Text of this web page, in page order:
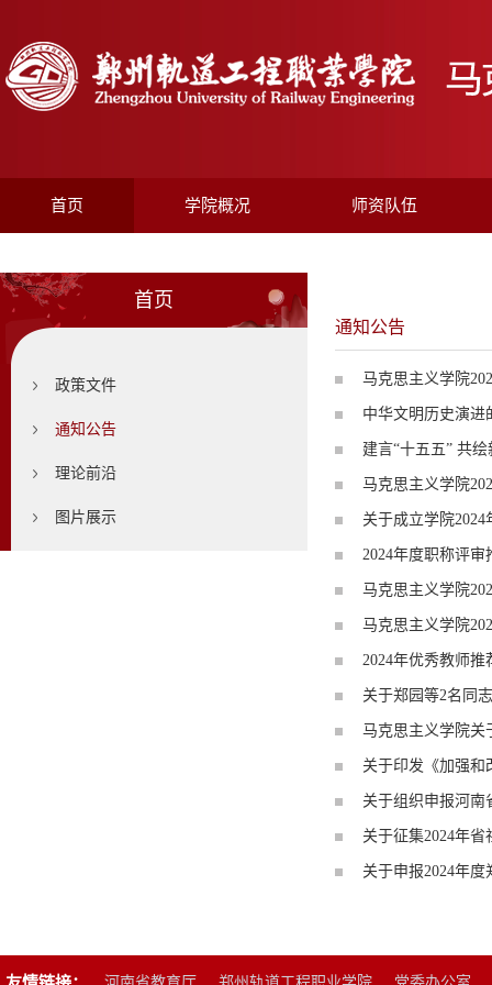
首页 学院概况 师资队伍
首页
政策文件
通知公告
理论前沿
图片展示
通知公告
马克思主义学院
中华文明历史演进
建言“十五五” 共
马克思主义学院
关于成立学院
2024年度职称评审
马克思主义学院
马克思主义学院
2024年优秀教师推
关于郑园等2名同
马克思主义学院关
关于印发《加强和
关于组织申报河南
关于征集2024年
关于申报2024年